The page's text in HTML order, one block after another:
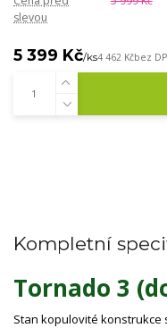
slevou
5 399 Kč/ks4 462 Kčbez
Kompletní
Tornado 3
Stan kopulovité konstrukce